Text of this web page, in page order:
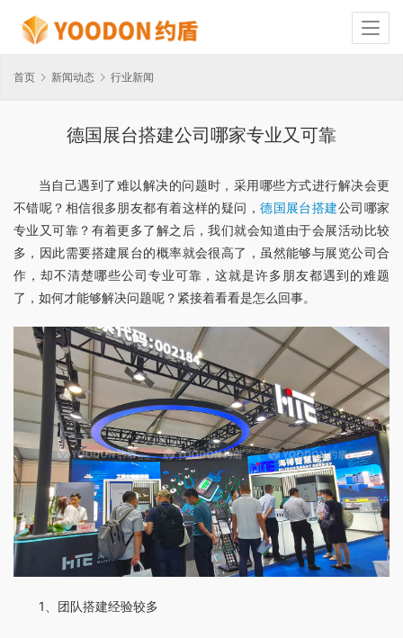
首页 新闻动态 行业新闻
德国展台搭建公司哪家专业又可靠
当自己遇到了难以解决的问题时，采用哪些方式进行解决会更
不错呢？相信很多朋友都有着这样的疑问，德国展台搭建公司哪家
专业又可靠？有着更多了解之后，我们就会知道由于会展活动比较
多，因此需要搭建展台的概率就会很高了，虽然能够与展览公司合
作，却不清楚哪些公司专业可靠，这就是许多朋友都遇到的难题
了，如何才能够解决问题呢？紧接着看看是怎么回事。
1、团队搭建经验较多